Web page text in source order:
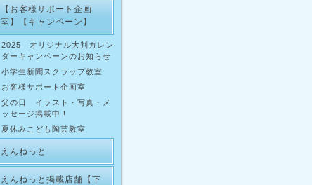
【お客様サポート企画
室】【キャンペーン】
2025 オリジナル大判カレン
ダーキャンペーンのお知らせ
小学生新聞スクラップ教室
お客様サポート企画室
父の日 イラスト・写真・メ
ッセージ掲載中！
夏休みこども陶芸教室
えんねっと
えんねっと掲載店舗【下